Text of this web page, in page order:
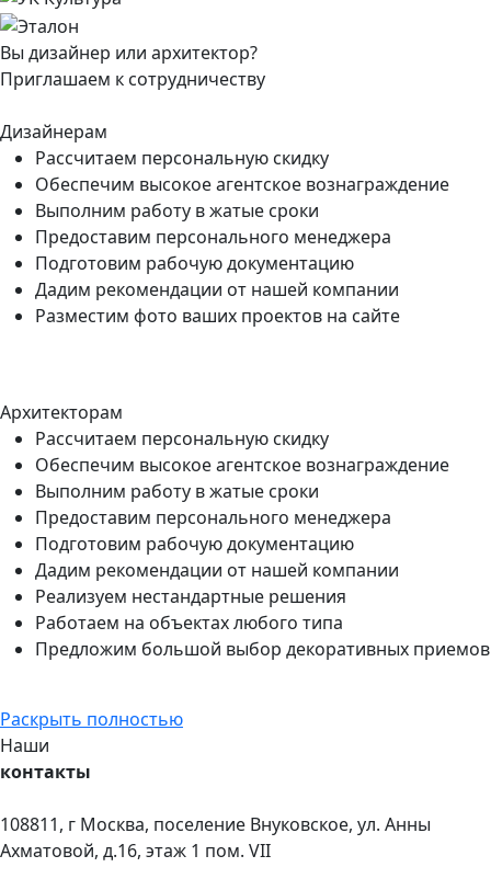
Вы дизайнер или архитектор?
Приглашаем к сотрудничеству
Дизайнерам
Рассчитаем персональную скидку
Обеспечим высокое агентское вознаграждение
Выполним работу в жатые сроки
Предоставим персонального менеджера
Подготовим рабочую документацию
Дадим рекомендации от нашей компании
Разместим фото ваших проектов на сайте
Архитекторам
Рассчитаем персональную скидку
Обеспечим высокое агентское вознаграждение
Выполним работу в жатые сроки
Предоставим персонального менеджера
Подготовим рабочую документацию
Дадим рекомендации от нашей компании
Реализуем нестандартные решения
Работаем на объектах любого типа
Предложим большой выбор декоративных приемов
Раскрыть полностью
Наши
контакты
108811, г Москва, поселение Внуковское, ул. Анны
Ахматовой, д.16, этаж 1 пом. VII